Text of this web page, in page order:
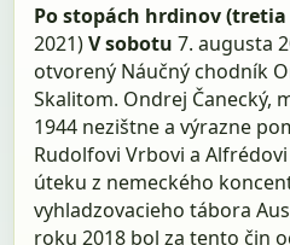
Po stopách hrdinov
2021)V sobotu7. augusta
otvorený Náučný chodník
Skalitom. Ondrej Čanecký,
1944 nezištne a výrazne
Rudolfovi Vrbovi a
úteku z nemeckého
vyhladzovacieho tábora
roku 2018 bol za tento čin